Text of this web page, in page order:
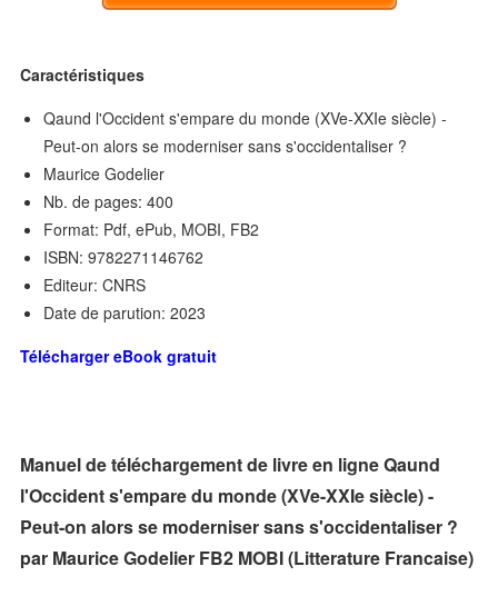
Caractéristiques
Qaund l'Occident s'empare du monde (XVe-XXIe siècle) -
Peut-on alors se moderniser sans s'occidentaliser ?
Maurice Godelier
Nb. de pages: 400
Format: Pdf, ePub, MOBI, FB2
ISBN: 9782271146762
Editeur: CNRS
Date de parution: 2023
Télécharger eBook gratuit
Manuel de téléchargement de livre en ligne Qaund
l'Occident s'empare du monde (XVe-XXIe siècle) -
Peut-on alors se moderniser sans s'occidentaliser ?
par Maurice Godelier FB2 MOBI (Litterature Francaise)